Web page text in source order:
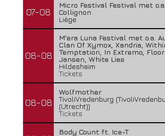
07-08
Micro Festival Festival met o.a.
Collignon
Liège
08-08
M'era Luna Festival met o.a.
Clan Of Xymox, Xandria,
Temptation, In Extremo, Floor
Jansen, White Lies
Hildesheim
Tickets
08-08
Wolfmother
TivoliVredenburg
(Utrecht))
Tickets
Body Count ft. Ice-T